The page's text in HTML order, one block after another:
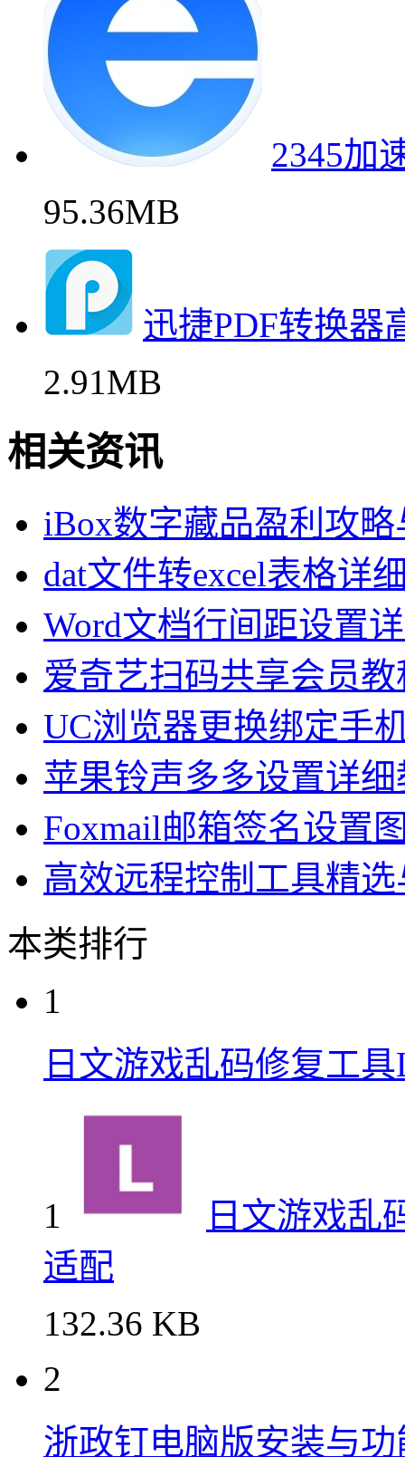
2345加
95.36MB
迅捷PDF转换器
2.91MB
相关资讯
iBox数字藏品盈利攻
dat文件转excel表格详
Word文档行间距设置
爱奇艺扫码共享会员教
UC浏览器更换绑定手
苹果铃声多多设置详细
Foxmail邮箱签名设置
高效远程控制工具精
本类排行
1
日文游戏乱码修复工
1
日文游戏乱
适配
132.36 KB
2
浙政钉电脑版安装与